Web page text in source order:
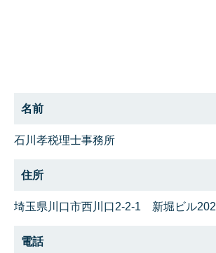
名前
石川孝税理士事務所
住所
埼玉県川口市西川口2-2-1 新堀ビル202
電話